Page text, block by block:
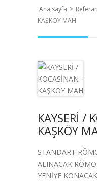
Ana sayfa >
KAŞKÖY MAH
KAYSERİ /
KAŞKÖY
STANDART
ALINACAK
YENİYE